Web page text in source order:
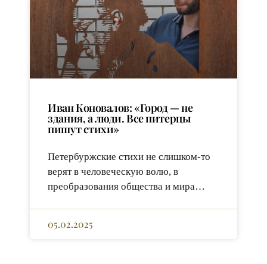
Иван Коновалов: «Город — не
здания, а люди. Все питерцы
пишут стихи»
Петербуржские стихи не слишком-то
верят в человеческую волю, в
преобразования общества и мира…
05.02.2025